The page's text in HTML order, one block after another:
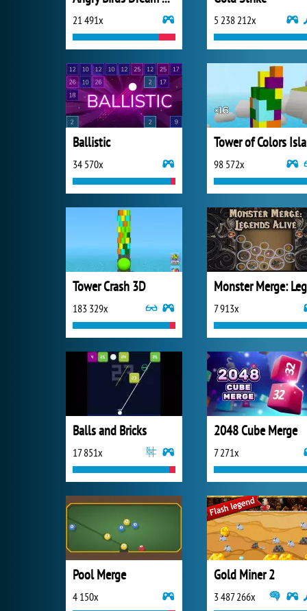
21 491x 5 238 212x
Ballistic
34 570x 98 572x
Tower Crash 3D
183 329x 7 913x
Balls and Bricks
17 851x
2048 Cube Merge
7 271x
Pool Merge
4 150x
Gold Miner 2
3 487 266x